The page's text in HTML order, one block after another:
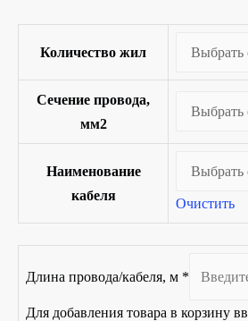
Количество жил
Сечение провода,
мм2
Наименование
кабеля
Очистить
Длина провода/кабеля, м *
Для добавления товара в корзину